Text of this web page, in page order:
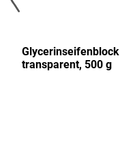
Glycerinseifenblock
transparent, 500 g